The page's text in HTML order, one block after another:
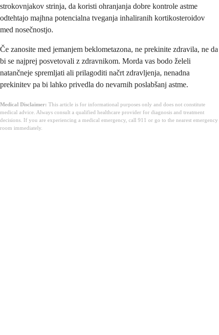
strokovnjakov strinja, da koristi ohranjanja dobre kontrole astme
odtehtajo majhna potencialna tveganja inhaliranih kortikosteroidov
med nosečnostjo.
Če zanosite med jemanjem beklometazona, ne prekinite zdravila, ne da
bi se najprej posvetovali z zdravnikom. Morda vas bodo želeli
natančneje spremljati ali prilagoditi načrt zdravljenja, nenadna
prekinitev pa bi lahko privedla do nevarnih poslabšanj astme.
Medical Disclaimer: This article is for informational purposes only and does not constitute
medical advice. Always consult a qualified healthcare provider for diagnosis and treatment
decisions. If you are experiencing a medical emergency, call 911 or go to the nearest emergency
room immediately.